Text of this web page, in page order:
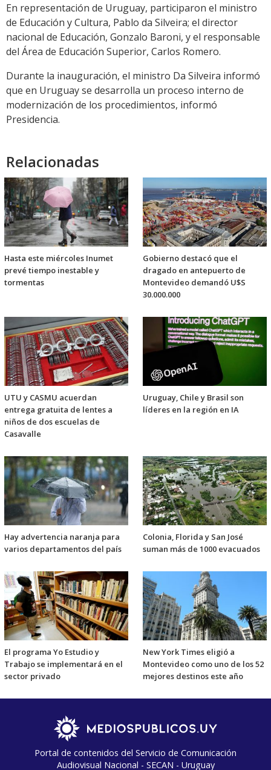
En representación de Uruguay, participaron el ministro
de Educación y Cultura, Pablo da Silveira; el director
nacional de Educación, Gonzalo Baroni, y el responsable
del Área de Educación Superior, Carlos Romero.
Durante la inauguración, el ministro Da Silveira informó
que en Uruguay se desarrolla un proceso interno de
modernización de los procedimientos, informó
Presidencia.
Relacionadas
Hasta este miércoles Inumet
prevé tiempo inestable y
tormentas
Gobierno destacó que el
dragado en antepuerto de
Montevideo demandó U$S
30.000.000
UTU y CASMU acuerdan
entrega gratuita de lentes a
niños de dos escuelas de
Casavalle
Uruguay, Chile y Brasil son
líderes en la región en IA
Hay advertencia naranja para
varios departamentos del país
Colonia, Florida y San José
suman más de 1000 evacuados
El programa Yo Estudio y
Trabajo se implementará en el
sector privado
New York Times eligió a
Montevideo como uno de los 52
mejores destinos este año
Portal de contenidos del Servicio de Comunicación
Audiovisual Nacional - SECAN - Uruguay